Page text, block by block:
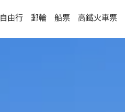
自由行 郵輪 船票 高鐵火車票